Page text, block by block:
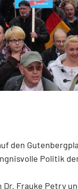
den
Politik
Frauke Petry